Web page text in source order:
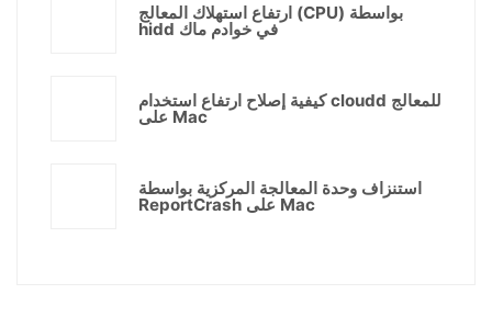
ارتفاع استهلاك المعالج (CPU) بواسطة
hidd في خوادم ماك
كيفية إصلاح ارتفاع استخدام cloudd للمعالج
على Mac
استنزاف وحدة المعالجة المركزية بواسطة
ReportCrash على Mac